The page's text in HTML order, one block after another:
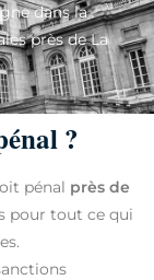
dans la
près de La
?
pénal près de
pour tout ce qui